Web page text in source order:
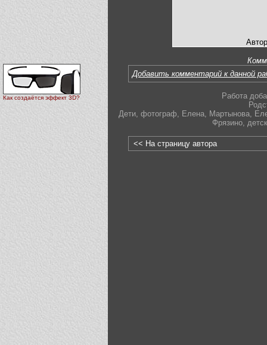
Как создаётся эффект 3D?
Добавить комментарий к данной
Работа
Дети, фотограф, Елена, Мартынова,
Фрязино,
<< На страницу автора